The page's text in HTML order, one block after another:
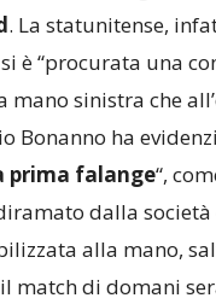
. La statunitense,
è “procurata una
mano sinistra che
Bonanno ha
falange“,
dalla società
alla mano,
match di domani